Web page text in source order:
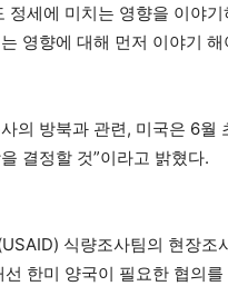
정세에 미치는 영향을 이야
영향에 대해 먼저 이야기
의 방북과 관련, 미국은 6월
결정할 것”이라고 밝혔다.
식량조사팀의 현장
한미 양국이 필요한 협의